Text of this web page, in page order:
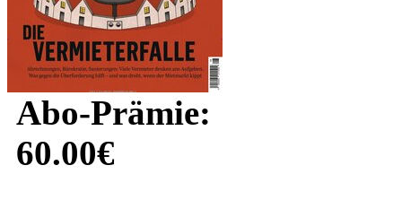
Abo-Prämie:
60.00€